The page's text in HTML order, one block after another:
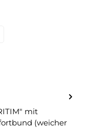
mit
(weicher